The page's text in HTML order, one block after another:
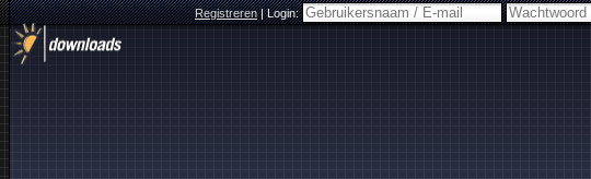
Registreren|Login: